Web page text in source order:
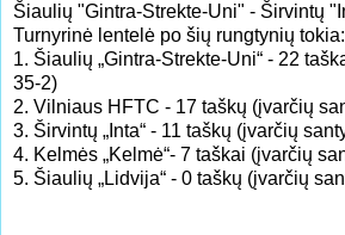
Šiaulių "Gintra-Strekte-Uni" - Širvintų
Turnyrinė lentelė po šių rungtynių tokia:
1. Šiaulių „Gintra-Strekte-Uni“ - 22
35-2)
2. Vilniaus HFTC - 17 taškų (įvarčių
3. Širvintų „Inta“ - 11 taškų (įvarčių
4. Kelmės „Kelmė“- 7 taškai (įvarčių
5. Šiaulių „Lidvija“ - 0 taškų (įvarčių